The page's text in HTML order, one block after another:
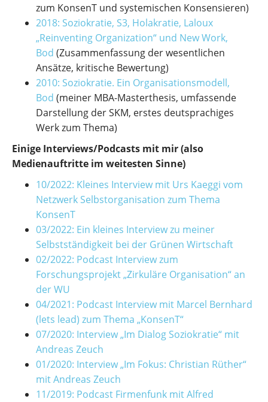
zum KonsenT und systemischen Konsensieren)
2018: Soziokratie, S3, Holakratie, Laloux
„Reinventing Organization“ und New Work,
Bod (Zusammenfassung der wesentlichen
Ansätze, kritische Bewertung)
2010: Soziokratie. Ein Organisationsmodell,
Bod (meiner MBA-Masterthesis, umfassende
Darstellung der SKM, erstes deutsprachiges
Werk zum Thema)
Einige Interviews/Podcasts mit mir (also
Medienauftritte im weitesten Sinne)
10/2022: Kleines Interview mit Urs Kaeggi vom
Netzwerk Selbstorganisation zum Thema
KonsenT
03/2022: Ein kleines Interview zu meiner
Selbstständigkeit bei der Grünen Wirtschaft
02/2022: Podcast Interview zum
Forschungsprojekt „Zirkuläre Organisation“ an
der WU
04/2021: Podcast Interview mit Marcel Bernhard
(lets lead) zum Thema „KonsenT“
07/2020: Interview „Im Dialog Soziokratie“ mit
Andreas Zeuch
01/2020: Interview „Im Fokus: Christian Rüther“
mit Andreas Zeuch
11/2019: Podcast Firmenfunk mit Alfred